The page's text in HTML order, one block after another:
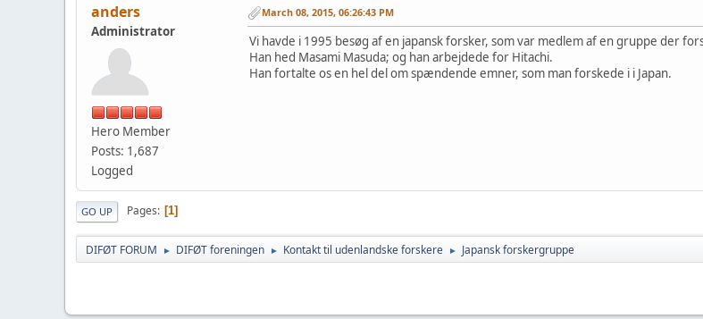
anders
Administrator
Hero Member
Posts: 1,687
Logged
March 08, 2015, 06:26:43 PM
Vi havde i 1995 besøg af en japansk forsker, som var medlem af en gruppe der
Han hed Masami Masuda; og han arbejdede for Hitachi.
Han fortalte os en hel del om spændende emner, som man forskede i i Japan.
GO UP Pages 1
DIFØT FORUM ► DIFØT foreningen ► Kontakt til udenlandske forskere ► Japansk forskergruppe